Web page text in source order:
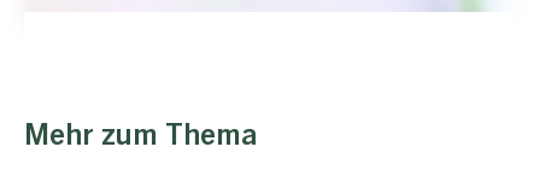
Mehr zum Thema